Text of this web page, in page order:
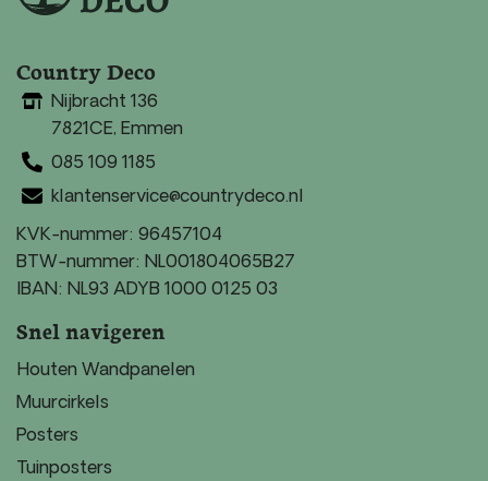
Country Deco
Nijbracht 136
7821CE, Emmen
085 109 1185
klantenservice@countrydeco.nl
KVK-nummer: 96457104
BTW-nummer: NL001804065B27
IBAN: NL93 ADYB 1000 0125 03
Snel navigeren
Houten Wandpanelen
Muurcirkels
Posters
Tuinposters